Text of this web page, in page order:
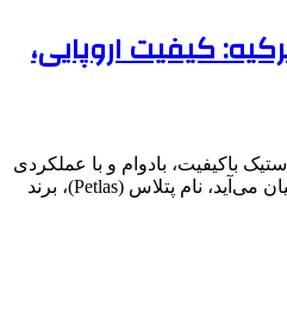
کیفیت اروپایی،
باکیفیت، بادوام و با عملکردی
مطمئن برای خودرو به میان می‌آید، نام پتلاس (Petlas)، برند